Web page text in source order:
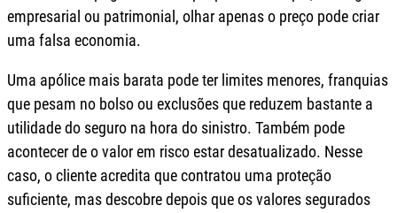
empresarial ou patrimonial, olhar apenas o preço pode criar
uma falsa economia.
Uma apólice mais barata pode ter limites menores, franquias
que pesam no bolso ou exclusões que reduzem bastante a
utilidade do seguro na hora do sinistro. Também pode
acontecer de o valor em risco estar desatualizado. Nesse
caso, o cliente acredita que contratou uma proteção
suficiente, mas descobre depois que os valores segurados